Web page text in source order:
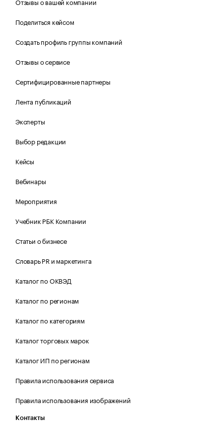
Поделиться кейсом
Создать профиль группы компаний
Отзывы о сервисе
Сертифицированные партнеры
Лента публикаций
Эксперты
Выбор редакции
Кейсы
Вебинары
Мероприятия
Учебник РБК Компании
Статьи о бизнесе
Словарь PR и маркетинга
Каталог по ОКВЭД
Каталог по регионам
Каталог по категориям
Каталог торговых марок
Каталог ИП по регионам
Правила использования сервиса
Правила использования изображений
Контакты